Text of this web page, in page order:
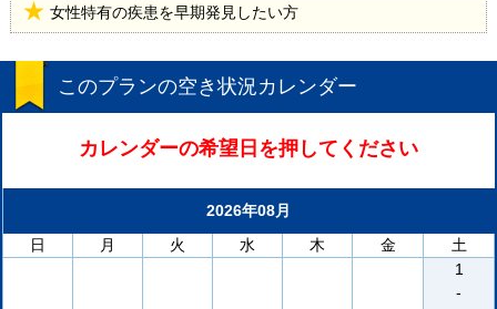
女性特有の疾患を早期発見したい方
このプランの空き状況カレンダー
カレンダーの希望日を押してください
2026年08月
日
月 火 水 木 金
土
1
-